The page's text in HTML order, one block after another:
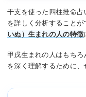
干支を使った四柱推命
を詳しく分析することが
いぬ）生まれの人の特徴
甲戌生まれの人はもち
を深く理解するために、